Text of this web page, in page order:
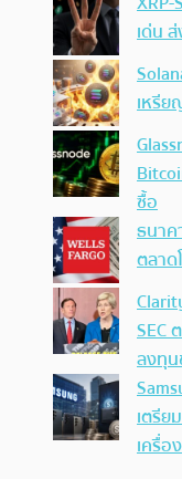
เด่น
เหรีย
ซื้อ
ธนาค
ตลาด
SEC
ลงทุ
เตรีย
เครื่อง